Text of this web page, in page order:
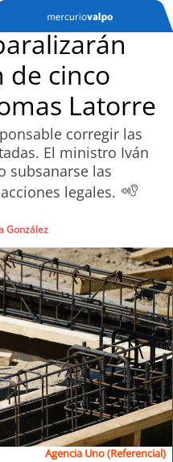
de cinco
Latorre
corregir las
El ministro Iván
subsanarse las
legales.
González
Agencia Uno (Referencial)